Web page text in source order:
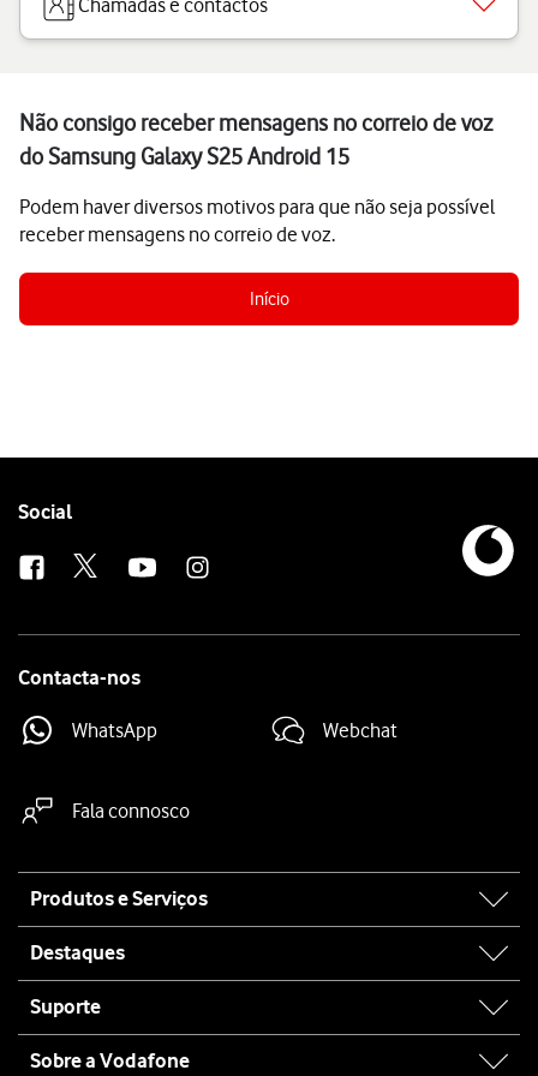
Chamadas e contactos
Não consigo receber mensagens no correio de voz
do Samsung Galaxy S25 Android 15
Podem haver diversos motivos para que não seja possível
receber mensagens no correio de voz.
Início
Follow
Social
Contacta-nos
WhatsApp Webchat
Fala connosco
map
Produtos e Serviços
Destaques
Suporte
Sobre a Vodafone